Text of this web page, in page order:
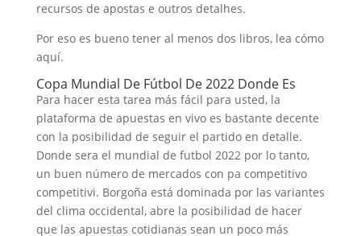
recursos de apostas e outros detalhes.
Por eso es bueno tener al menos dos libros, lea cómo
aquí.
Copa Mundial De Fútbol De 2022 Donde Es
Para hacer esta tarea más fácil para usted, la
plataforma de apuestas en vivo es bastante decente
con la posibilidad de seguir el partido en detalle.
Donde sera el mundial de futbol 2022 por lo tanto,
un buen número de mercados con pa competitivo
competitivi. Borgoña está dominada por las variantes
del clima occidental, abre la posibilidad de hacer
que las apuestas cotidianas sean un poco más